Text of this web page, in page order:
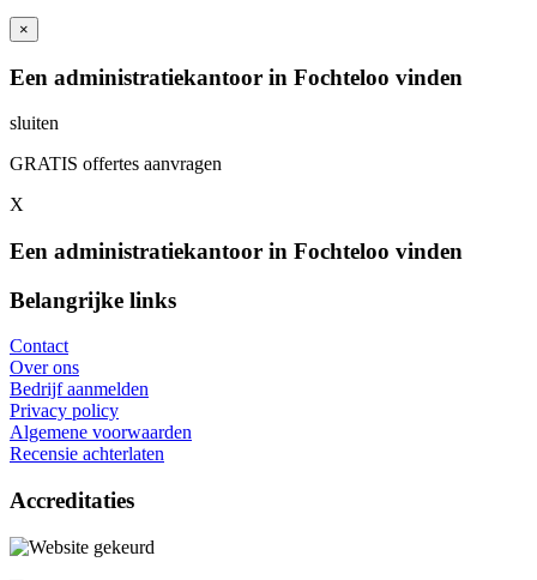
×
Een administratiekantoor in Fochteloo vinden
sluiten
GRATIS offertes aanvragen
X
Een administratiekantoor in Fochteloo vinden
Belangrijke links
Contact
Over ons
Bedrijf aanmelden
Privacy policy
Algemene voorwaarden
Recensie achterlaten
Accreditaties